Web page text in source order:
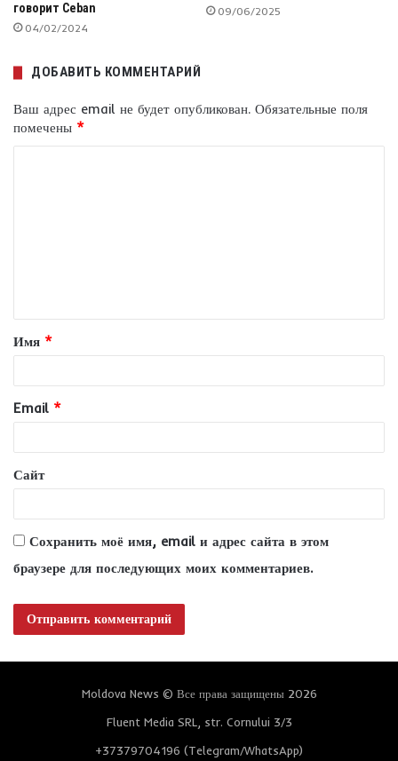
говорит Ceban
04/02/2024
09/06/2025
ДОБАВИТЬ КОММЕНТАРИЙ
Ваш адрес email не будет опубликован. Обязательные поля
помечены *
т
а
и
й
*
Имя *
Email *
Сайт
Сохранить моё имя, email и адрес сайта в этом
браузере для последующих моих комментариев.
Moldova News © Все права защищены 2026
Fluent Media SRL, str. Cornului 3/3
+37379704196 (Telegram/WhatsApp)